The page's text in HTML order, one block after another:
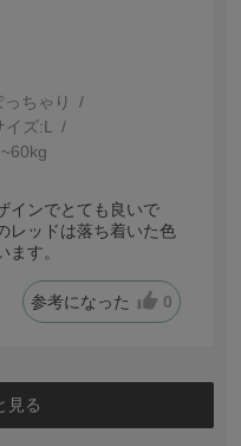
ゃり
イズ:L
インでとても良いで
レッドは落ち着いた色
す。
参考になった 0
見る